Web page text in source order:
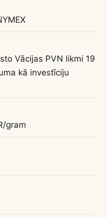
Vācijas PVN likmi 19
kā investīciju
gram